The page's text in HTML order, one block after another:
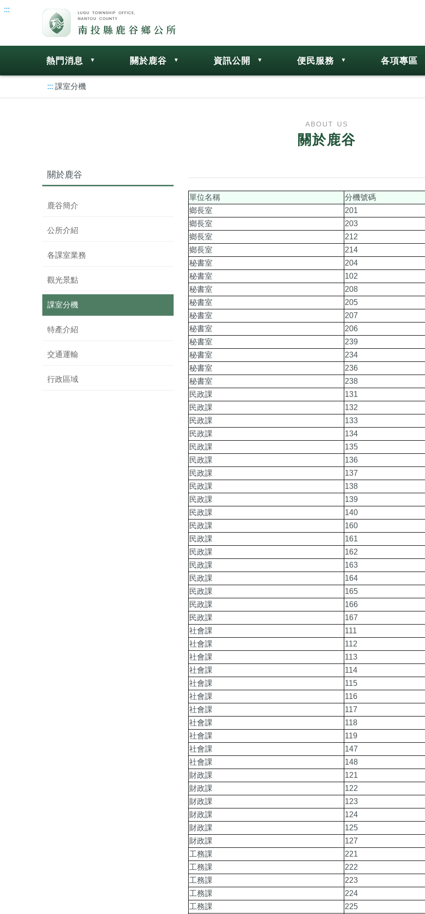
:::
熱門消息 關於鹿谷 資訊公開 便民服務 各項專區
::: 課室分機
ABOUT US
關於鹿谷
關於鹿谷
鹿谷簡介
公所介紹
各課室業務
觀光景點
課室分機
特產介紹
交通運輸
行政區域
單位名稱
分機號碼
鄉長室
201
鄉長室
203
鄉長室
212
鄉長室
214
秘書室
204
秘書室
102
秘書室
208
秘書室
205
秘書室
207
秘書室
206
秘書室
239
秘書室
234
秘書室
236
秘書室
238
民政課
131
民政課
132
民政課
133
民政課
134
民政課
135
民政課
136
民政課
137
民政課
138
民政課
139
民政課
140
民政課
160
民政課
161
民政課
162
民政課
163
民政課
164
民政課
165
民政課
166
民政課
167
社會課
111
社會課
112
社會課
113
社會課
114
社會課
115
社會課
116
社會課
117
社會課
118
社會課
119
社會課
147
社會課
148
財政課
121
財政課
122
財政課
123
財政課
124
財政課
125
財政課
127
工務課
221
工務課
222
工務課
223
工務課
224
工務課
225